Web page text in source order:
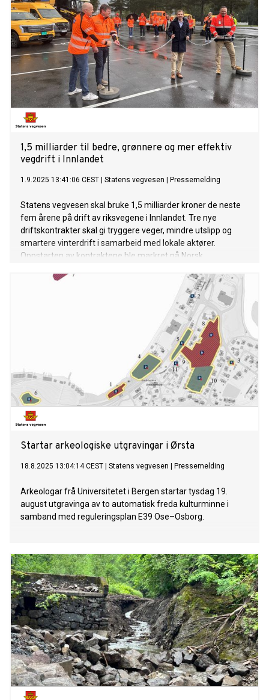
1,5 milliarder til bedre, grønnere og mer effektiv
vegdrift i Innlandet
1.9.2025 13:41:06 CEST Statens vegvesen Pressemelding
Statens vegvesen skal bruke 1,5 milliarder kroner de neste
fem årene på drift av riksvegene i Innlandet. Tre nye
driftskontrakter skal gi tryggere veger, mindre utslipp og
smartere vinterdrift i samarbeid med lokale aktører.
Oppstarten av kontraktene ble markret på Norsk
Startar arkeologiske utgravingar i Ørsta
18.8.2025 13:04:14 CEST Statens vegvesen Pressemelding
Arkeologar frå Universitetet i Bergen startar tysdag 19.
august utgravinga av to automatisk freda kulturminne i
samband med reguleringsplan E39 Ose–Osborg.